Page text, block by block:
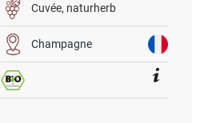
Cuvée naturherb
Champagne